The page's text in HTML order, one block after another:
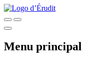
Menu principal